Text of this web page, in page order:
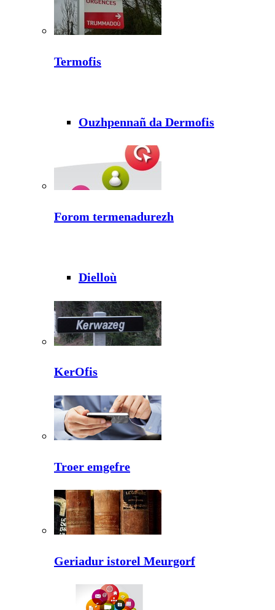
Termofis
Ouzhpennañ da Dermofis
Forom termenadurezh
Dielloù
KerOfis
Troer emgefre
Geriadur istorel Meurgorf